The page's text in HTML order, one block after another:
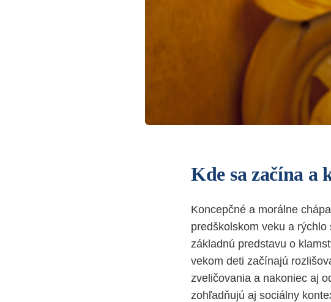
Kde sa začína a
Koncepčné a morálne
predškolskom veku a
základnú predstavu o
vekom deti začínajú
zveličovania a nakoniec aj
zohľadňujú aj sociálny